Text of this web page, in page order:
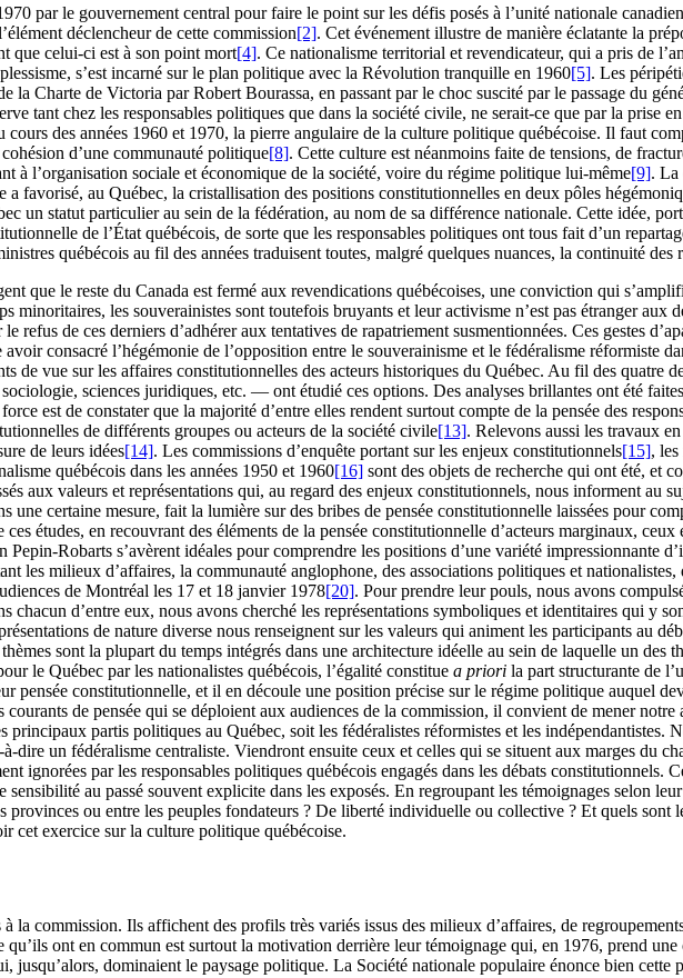
par le gouvernement central pour faire le point sur les défis posés à l’unité nationale
déclencheur de cette commission[2]. Cet événement illustre de manière éclatante la
que celui-ci est à son point mort[4]. Ce nationalisme territorial et revendicateur, qui a pris de
s’est incarné sur le plan politique avec la Révolution tranquille en 1960[5]. Les
la Charte de Victoria par Robert Bourassa, en passant par le choc suscité par le passage du
tant chez les responsables politiques que dans la société civile, ne serait-ce que par la prise
cours des années 1960 et 1970, la pierre angulaire de la culture politique québécoise. Il faut
d’une communauté politique[8]. Cette culture est néanmoins faite de tensions, de
à l’organisation sociale et économique de la société, voire du régime politique lui-même[9]. La
favorisé, au Québec, la cristallisation des positions constitutionnelles en deux pôles
un statut particulier au sein de la fédération, au nom de sa différence nationale. Cette idée,
de l’État québécois, de sorte que les responsables politiques ont tous fait d’un
québécois au fil des années traduisent toutes, malgré quelques nuances, la continuité des
que le reste du Canada est fermé aux revendications québécoises, une conviction qui
minoritaires, les souverainistes sont toutefois bruyants et leur activisme n’est pas étranger aux
refus de ces derniers d’adhérer aux tentatives de rapatriement susmentionnées. Ces gestes
consacré l’hégémonie de l’opposition entre le souverainisme et le fédéralisme réformiste
de vue sur les affaires constitutionnelles des acteurs historiques du Québec. Au fil des quatre
sciences juridiques, etc. — ont étudié ces options. Des analyses brillantes ont été faites
est de constater que la majorité d’entre elles rendent surtout compte de la pensée des
de différents groupes ou acteurs de la société civile[13]. Relevons aussi les travaux
de leurs idées[14]. Les commissions d’enquête portant sur les enjeux constitutionnels[15],
québécois dans les années 1950 et 1960[16] sont des objets de recherche qui ont été, et
aux valeurs et représentations qui, au regard des enjeux constitutionnels, nous informent au
une certaine mesure, fait la lumière sur des bribes de pensée constitutionnelle laissées pour
études, en recouvrant des éléments de la pensée constitutionnelle d’acteurs marginaux,
Robarts s’avèrent idéales pour comprendre les positions d’une variété impressionnante
les milieux d’affaires, la communauté anglophone, des associations politiques et
de Montréal les 17 et 18 janvier 1978[20]. Pour prendre leur pouls, nous avons
chacun d’entre eux, nous avons cherché les représentations symboliques et identitaires qui y
de nature diverse nous renseignent sur les valeurs qui animent les participants au
sont la plupart du temps intégrés dans une architecture idéelle au sein de laquelle un des
le Québec par les nationalistes québécois, l’égalité constitue a priori la part structurante de
pensée constitutionnelle, et il en découle une position précise sur le régime politique auquel
de pensée qui se déploient aux audiences de la commission, il convient de mener
partis politiques au Québec, soit les fédéralistes réformistes et les indépendantistes.
à-dire un fédéralisme centraliste. Viendront ensuite ceux et celles qui se situent aux marges du
ignorées par les responsables politiques québécois engagés dans les débats constitutionnels.
au passé souvent explicite dans les exposés. En regroupant les témoignages selon
provinces ou entre les peuples fondateurs ? De liberté individuelle ou collective ? Et quels sont
cet exercice sur la culture politique québécoise.
la commission. Ils affichent des profils très variés issus des milieux d’affaires, de
ont en commun est surtout la motivation derrière leur témoignage qui, en 1976, prend
jusqu’alors, dominaient le paysage politique. La Société nationale populaire énonce bien